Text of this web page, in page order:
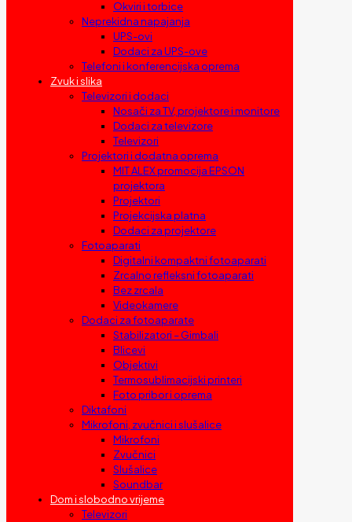
Okviri i torbice
Neprekidna napajanja
UPS-ovi
Dodaci za UPS-ove
Telefoni i konferencijska oprema
Zvuk i slika
Televizori i dodaci
Nosači za TV, projektore i monitore
Dodaci za televizore
Televizori
Projektori i dodatna oprema
MIT ALEX promocija EPSON
projektora
Projektori
Projekcijska platna
Dodaci za projektore
Fotoaparati
Digitalni kompaktni fotoaparati
Zrcalno refleksni fotoaparati
Bez zrcala
Videokamere
Dodaci za fotoaparate
Stabilizatori – Gimbali
Blicevi
Objektivi
Termosublimacijski printeri
Foto pribor i oprema
Diktafoni
Mikrofoni, zvučnici i slušalice
Mikrofoni
Zvučnici
Slušalice
Soundbar
Dom i slobodno vrijeme
Televizori